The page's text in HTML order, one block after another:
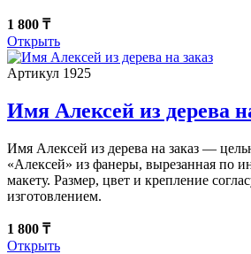
1 800 ₸
Открыть
Артикул 1925
Имя Алексей из дерева
Имя Алексей из дерева на заказ —
«Алексей» из фанеры, вырезанная по
макету. Размер, цвет и крепление
изготовлением.
1 800 ₸
Открыть